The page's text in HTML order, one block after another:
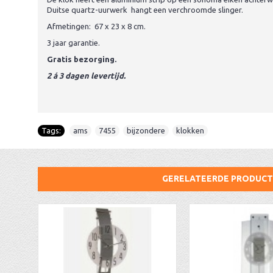
Duitse quartz-uurwerk hangt een verchroomde slinger.
Afmetingen: 67 x 23 x 8 cm.
3 jaar garantie.
Gratis bezorging.
2 á 3 dagen levertijd.
Tags: ams 7455 bijzondere klokken
GERELATEERDE